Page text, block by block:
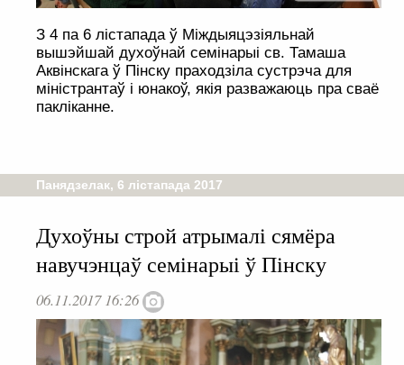
З 4 па 6 лістапада ў Міждыяцэзіяльнай
вышэйшай духоўнай семінарыі св. Тамаша
Аквінскага ў Пінску праходзіла сустрэча для
міністрантаў і юнакоў, якія разважаюць пра сваё
пакліканне.
Панядзелак, 6 лістапада 2017
Духоўны строй атрымалі сямёра
навучэнцаў семінарыі ў Пінску
06.11.2017 16:26